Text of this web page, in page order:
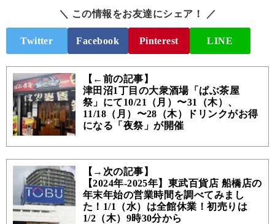
＼ この情報をお友達にシェア！ ／
Twitter Facebook Pinterest LINE
【←前の記事】
津田沼1丁目の大衆酒場「ぱぶ茶屋
祭」にて10/21（月）〜31（木）、
11/18（月）〜28（木）ドリンクがお得
になる「夜祭」が開催
【→次の記事】
【2024年-2025年】東武百貨店 船橋店の
年末年始の営業時間を調べてみまし
た！1/1（水）は全館休業！初売りは
1/2（木）9時30分から